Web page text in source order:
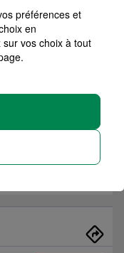
préférences et
en
sur vos choix à tout